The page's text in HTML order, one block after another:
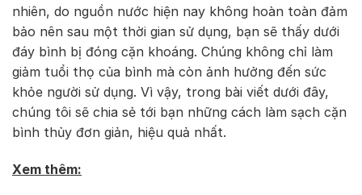
nhiên, do nguồn nước hiện nay không hoàn toàn đảm
bảo nên sau một thời gian sử dụng, bạn sẽ thấy dưới
đáy bình bị đóng cặn khoáng. Chúng không chỉ làm
giảm tuổi thọ của bình mà còn ảnh hưởng đến sức
khỏe người sử dụng. Vì vậy, trong bài viết dưới đây,
chúng tôi sẽ chia sẻ tới bạn những cách làm sạch cặn
bình thủy đơn giản, hiệu quả nhất.
Xem thêm: